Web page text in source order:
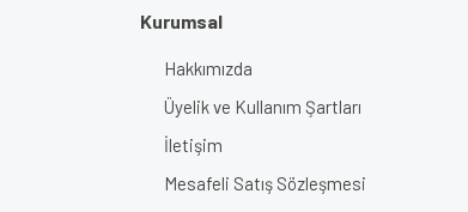
Kurumsal
Hakkımızda
Üyelik ve Kullanım Şartları
İletişim
Mesafeli Satış Sözleşmesi